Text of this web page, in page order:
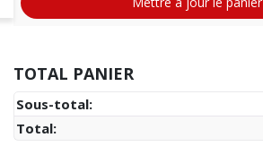
TOTAL PANIER